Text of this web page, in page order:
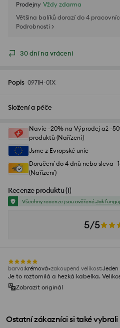
Prodejny Vždy zdarma
Většina balíků dorazí do 4
Podrobnosti >
30 dní na vrácení
Popis 097IH-01X
Složení a péče
Navíc -20% na Výprodej až -
produktů (Nařízení)
Jsme z Evropské unie
Doručení do 4 dnů nebo sleva -
(Nařízení)
Recenze produktu(1)
Všechny recenze jsou ověřené.Jak
5/5
barva:krémová zakoupená velikost:Jeden
Je to roztomilá a hezká kabelka.
Zobrazit originál
Ostatní zákazníci si také vybrali